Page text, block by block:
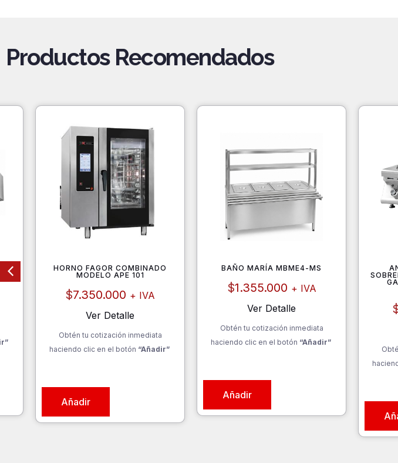
Productos Recomendados
HORNO FAGOR COMBINADO
MODELO APE 101
$7.350.000 + IVA
Ver Detalle
Obtén tu cotización inmediata
haciendo clic en el botón “Añadir”
Añadir
BAÑO MARÍA MBME4-MS
$1.355.000 + IVA
Ver Detalle
Obtén tu cotización inmediata
haciendo clic en el botón “Añadir”
Añadir